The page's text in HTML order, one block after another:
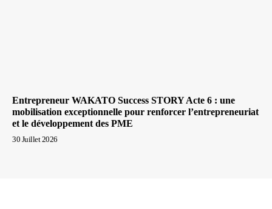
Entrepreneur WAKATO Success STORY Acte 6 : une
mobilisation exceptionnelle pour renforcer l’entrepreneuriat
et le développement des PME
30 Juillet 2026